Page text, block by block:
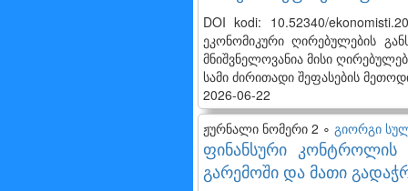
DOI kodi: 10.52340/
ეკონომიკური ღირებულების
მნიშვნელოვანია მისი
სამი ძირითადი შეფასების
2026-06-22
ჟურნალი ნომერი 2 ∘ გიორგი
ფინანსური კონტროლის
გარემოში და მათი